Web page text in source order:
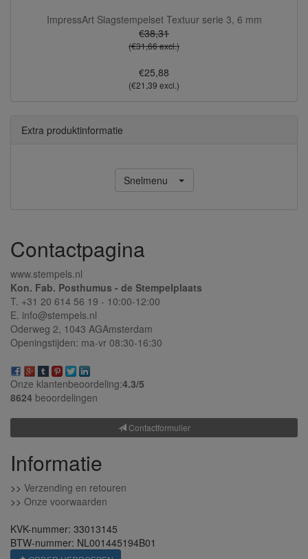
ImpressArt Slagstempelset Textuur serie 3, 6 mm
€38,31
(€31,66 excl.)
€25,88
(€21,39 excl.)
Extra produktinformatie
Snelmenu
Contactpagina
www.stempels.nl
Kon. Fab. Posthumus - de Stempelplaats
T. +31 20 614 56 19 - 10:00-12:00
E. info@stempels.nl
Oderweg 2, 1043 AGAmsterdam
Openingstijden: ma-vr 08:30-16:30
Onze klantenbeoordeling:4.3/5
8624 beoordelingen
Contactformulier
Informatie
>> Verzending en retouren
>> Onze voorwaarden
KVK-nummer: 33013145
BTW-nummer: NL001445194B01